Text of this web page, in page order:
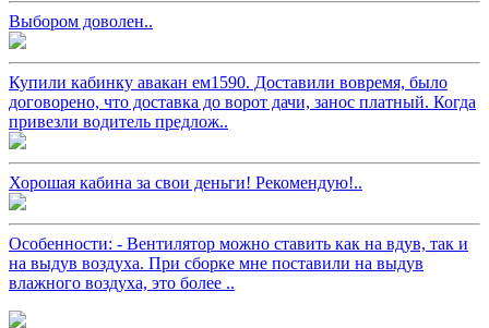
Выбором доволен..
Купили кабинку авакан ем1590. Доставили вовремя, было
договорено, что доставка до ворот дачи, занос платный. Когда
привезли водитель предлож..
Хорошая кабина за свои деньги! Рекомендую!..
Особенности: - Вентилятор можно ставить как на вдув, так и
на выдув воздуха. При сборке мне поставили на выдув
влажного воздуха, это более ..